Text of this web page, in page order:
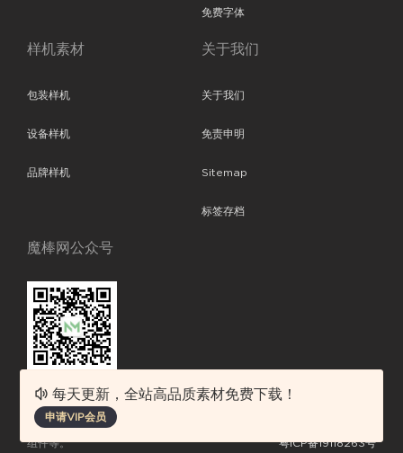
免费字体
样机素材
包装样机
设备样机
品牌样机
关于我们
关于我们
免责申明
Sitemap
标签存档
魔棒网公众号
魔棒网提供优质设计模板下载，分享优秀的设计。素材包含了APP设计、
平面素材、ppt模板、网页设计、前端代码、样机素材、插画图片、附加
组件等。
粤ICP备19118263号
每天更新，全站高品质素材免费下载！
申请VIP会员